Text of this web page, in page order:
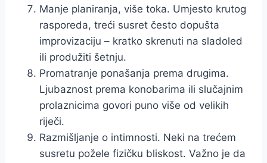
Manje planiranja, više toka. Umjesto krutog
rasporeda, treći susret često dopušta
improvizaciju – kratko skrenuti na sladoled
ili produžiti šetnju.
Promatranje ponašanja prema drugima.
Ljubaznost prema konobarima ili slučajnim
prolaznicima govori puno više od velikih
riječi.
Razmišljanje o intimnosti. Neki na trećem
susretu požele fizičku bliskost. Važno je da